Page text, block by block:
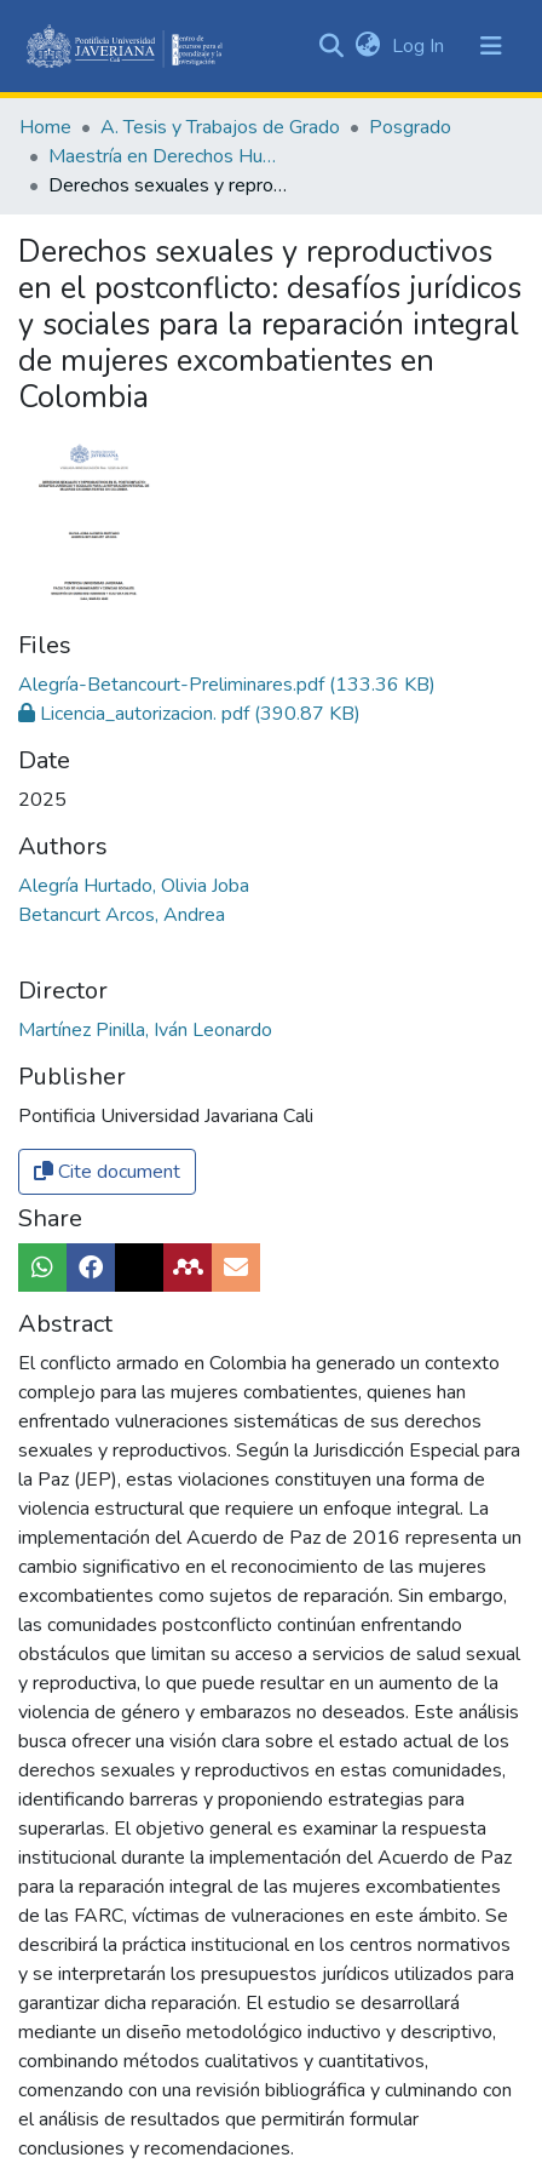
&
Collections
All of DSpace
Statistics
Log In (current)
Home A. Tesis y Trabajos de Grado
Posgrado
Maestría en Derechos Humanos y Cultura de Paz
Derechos sexuales y reproductivos en el postconflicto: desafíos jurídicos y sociales para la reparación integral de mujeres excombatientes en Colombia
Derechos sexuales y reproductivos
en el postconflicto: desafíos jurídicos
y sociales para la reparación integral
de mujeres excombatientes en
Colombia
Files
Alegría-Betancourt-Preliminares.pdf(133.36 KB)
Licencia_autorizacion. pdf(390.87 KB)
Date
2025
Authors
Alegría Hurtado, Olivia Joba
Betancurt Arcos, Andrea
Director
Martínez Pinilla, Iván Leonardo
Publisher
Pontificia Universidad Javariana Cali
Cite document
Share
Abstract
El conflicto armado en Colombia ha generado un contexto
complejo para las mujeres combatientes, quienes han
enfrentado vulneraciones sistemáticas de sus derechos
sexuales y reproductivos. Según la Jurisdicción Especial para
la Paz (JEP), estas violaciones constituyen una forma de
violencia estructural que requiere un enfoque integral. La
implementación del Acuerdo de Paz de 2016 representa un
cambio significativo en el reconocimiento de las mujeres
excombatientes como sujetos de reparación. Sin embargo,
las comunidades postconflicto continúan enfrentando
obstáculos que limitan su acceso a servicios de salud sexual
y reproductiva, lo que puede resultar en un aumento de la
violencia de género y embarazos no deseados. Este análisis
busca ofrecer una visión clara sobre el estado actual de los
derechos sexuales y reproductivos en estas comunidades,
identificando barreras y proponiendo estrategias para
superarlas. El objetivo general es examinar la respuesta
institucional durante la implementación del Acuerdo de Paz
para la reparación integral de las mujeres excombatientes
de las FARC, víctimas de vulneraciones en este ámbito. Se
describirá la práctica institucional en los centros normativos
y se interpretarán los presupuestos jurídicos utilizados para
garantizar dicha reparación. El estudio se desarrollará
mediante un diseño metodológico inductivo y descriptivo,
combinando métodos cualitativos y cuantitativos,
comenzando con una revisión bibliográfica y culminando con
el análisis de resultados que permitirán formular
conclusiones y recomendaciones.